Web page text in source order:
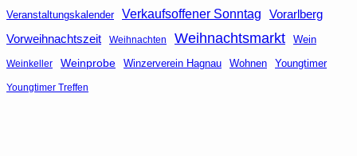
Veranstaltungskalender
Verkaufsoffener Sonntag Vorarlberg
Vorweihnachtszeit Weihnachten Weihnachtsmarkt Wein
Weinkeller Weinprobe Winzerverein Hagnau Wohnen Youngtimer
Youngtimer Treffen